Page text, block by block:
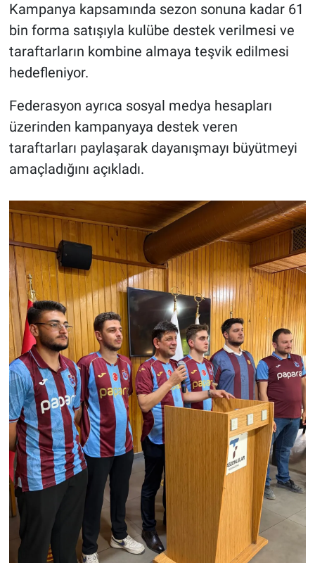
Kampanya kapsamında sezon sonuna kadar 61
bin forma satışıyla kulübe destek verilmesi ve
taraftarların kombine almaya teşvik edilmesi
hedefleniyor.
Federasyon ayrıca sosyal medya hesapları
üzerinden kampanyaya destek veren
taraftarları paylaşarak dayanışmayı büyütmeyi
amaçladığını açıkladı.